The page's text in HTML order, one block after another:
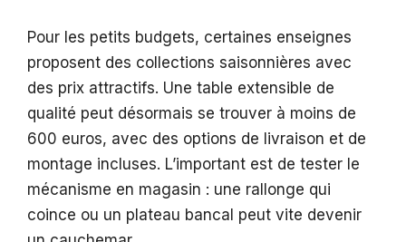
Pour les petits budgets, certaines enseignes
proposent des collections saisonnières avec
des prix attractifs. Une table extensible de
qualité peut désormais se trouver à moins de
600 euros, avec des options de livraison et de
montage incluses. L’important est de tester le
mécanisme en magasin : une rallonge qui
coince ou un plateau bancal peut vite devenir